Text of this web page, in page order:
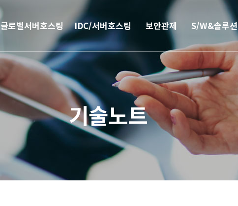
글로벌서버호스팅
해외
IDC/서버호스팅
서버호스팅
CN2 중국회선
서버 매니지먼트
IPFS 구축
L4 로드밸런싱
보안관제
안티랜섬웨어
웹격리(RBI)
방화벽
보안솔루션
DDoS & 백신
S/W&솔루션
부가서비스
SSO 통합인증
모바일 간편인증
기술노트